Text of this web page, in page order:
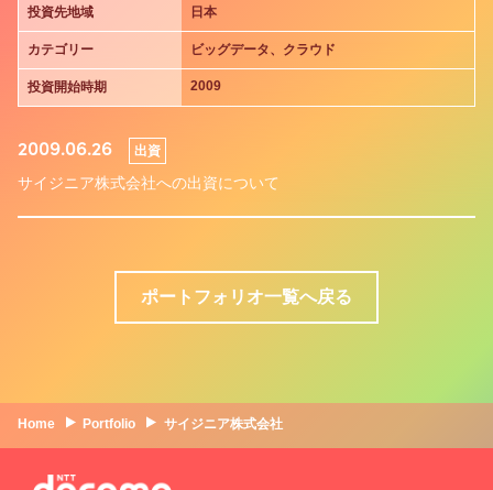
投資先地域 日本
カテゴリー ビッグデータ、クラウド
投資開始時期 2009
2009.06.26 出資
サイジニア株式会社への出資について
ポートフォリオ一覧へ戻る
Home Portfolio サイジニア株式会社